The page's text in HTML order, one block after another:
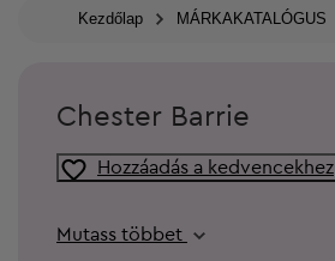
Kezdőlap MÁRKAKATALÓGUS
Chester Barrie
Hozzáadás a kedvencekhez
Mutass többet